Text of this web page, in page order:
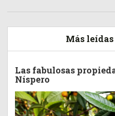
Más leídas
Las fabulosas
Níspero